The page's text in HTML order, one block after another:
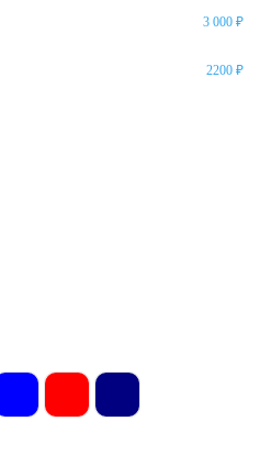
3 000 ₽
2200 ₽